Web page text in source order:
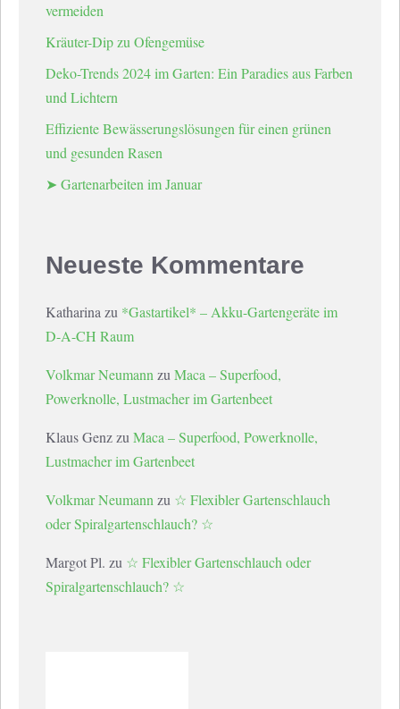
vermeiden
Kräuter-Dip zu Ofengemüse
Deko-Trends 2024 im Garten: Ein Paradies aus Farben
und Lichtern
Effiziente Bewässerungslösungen für einen grünen
und gesunden Rasen
➤ Gartenarbeiten im Januar
Neueste Kommentare
Katharina zu *Gastartikel* – Akku-Gartengeräte im
D-A-CH Raum
Volkmar Neumann zu Maca – Superfood,
Powerknolle, Lustmacher im Gartenbeet
Klaus Genz zu Maca – Superfood, Powerknolle,
Lustmacher im Gartenbeet
Volkmar Neumann zu ☆ Flexibler Gartenschlauch
oder Spiralgartenschlauch? ☆
Margot Pl. zu ☆ Flexibler Gartenschlauch oder
Spiralgartenschlauch? ☆